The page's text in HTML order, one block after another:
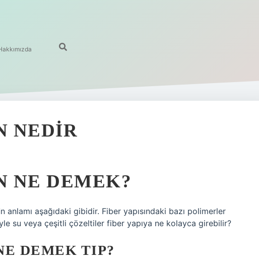
NEDIR
NE DEMEK?
anlamı aşağıdaki gibidir. Fiber yapısındaki bazı polimerler
su veya çeşitli çözeltiler fiber yapıya ne kolayca girebilir?
DEMEK TIP?